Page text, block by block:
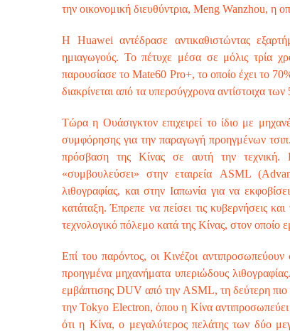
την οικονομική διευθύντρια, Meng Wanzhou, η
Η Huawei αντέδρασε αντικαθιστώντας
ημιαγωγούς. Το πέτυχε μέσα σε μόλις τρία
παρουσίασε το Mate60 Pro+, το οποίο έχει το
διακρίνεται από τα υπερσύγχρονα αντίστοιχα των
Τώρα η Ουάσιγκτον επιχειρεί το ίδιο με
συμφόρησης για την παραγωγή προηγμένων
πρόσβαση της Κίνας σε αυτή την
«συμβουλεύσει» στην εταιρεία ASML
λιθογραφίας, και στην Ιαπωνία για να
κατάταξη. Έπρεπε να πείσει τις κυβερνήσεις
τεχνολογικό πόλεμο κατά της Κίνας, στον οποίο
Επί του παρόντος, οι Κινέζοι
προηγμένα μηχανήματα υπεριώδους
εμβάπτισης DUV από την ASML, τη δεύτερη πιο
την Tokyo Electron, όπου η Κίνα αντιπροσωπεύει
ότι η Κίνα, ο μεγαλύτερος πελάτης των δύο